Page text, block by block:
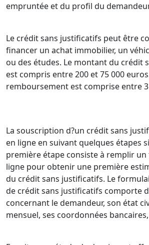
empruntée et du profil du
Le crédit sans justificatifs peut être
financer un achat immobilier, un
ou des études. Le montant du crédit
est compris entre 200 et 75 000
remboursement est comprise entre
La souscription d?un crédit sans
en ligne en suivant quelques étapes
première étape consiste à remplir
ligne pour obtenir une première
du crédit sans justificatifs. Le
de crédit sans justificatifs comporte
concernant le demandeur, son état
mensuel, ses coordonnées